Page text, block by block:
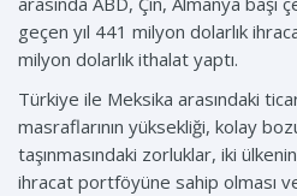
geçen yıl 441 milyon dolarlık
milyon dolarlık ithalat yaptı.
Türkiye ile Meksika arasındaki
masraflarının yüksekliği, kolay
taşınmasındaki zorluklar, iki
ihracat portföyüne sahip olması